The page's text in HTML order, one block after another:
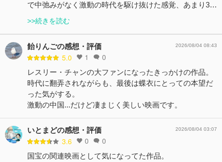
で中弛みがなく激動の時代を駆け抜けた感覚、あまり3…
>>続きを読む
飴りんごの感想・評価
5.0 1 0
2026/08/04 08:43
レスリー・チャンの大ファンになったきっかけの作品。
時代に翻弄されながらも、最後は蝶衣にとっての本望だ
った気がする。
激動の中国...だけど凄まじく美しい映画です。
いとまどの感想・評価
3.6 0 0
2026/08/04 03:07
国宝の関連映画として気になってた作品。